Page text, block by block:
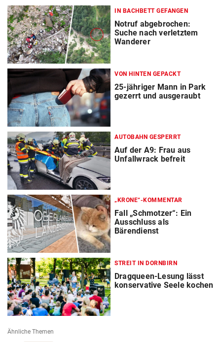
IN BACHBETT GEFANGEN
Notruf abgebrochen:
Suche nach verletztem
Wanderer
VON HINTEN GEPACKT
25-jähriger Mann in Park
gezerrt und ausgeraubt
AUTOBAHN GESPERRT
Auf der A9: Frau aus
Unfallwrack befreit
„KRONE“-KOMMENTAR
Fall „Schmotzer“: Ein
Ausschluss als
Bärendienst
STREIT IN DORNBIRN
Dragqueen-Lesung lässt
konservative Seele kochen
Ähnliche Themen